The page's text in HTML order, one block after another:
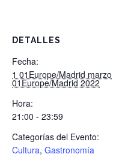
DETALLES
Fecha:
1 01Europe/Madrid marzo
01Europe/Madrid 2022
Hora:
21:00 - 23:59
Categorías del Evento:
Cultura, Gastronomía